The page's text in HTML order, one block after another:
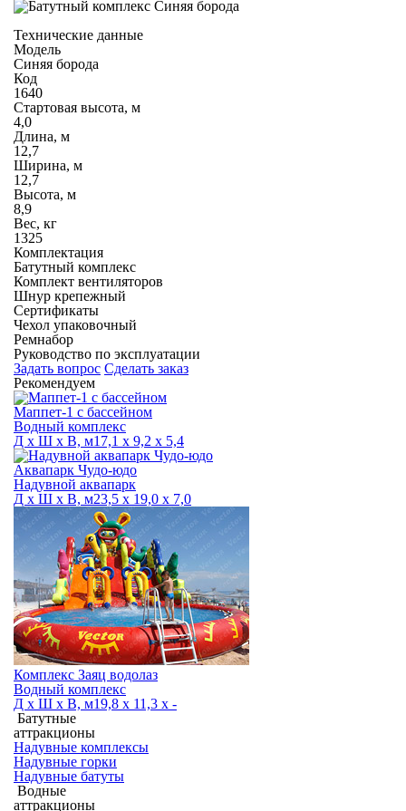
Технические данные
Модель
Синяя борода
Код
1640
Стартовая высота, м
4,0
Длина, м
12,7
Ширина, м
12,7
Высота, м
8,9
Вес, кг
1325
Комплектация
Батутный комплекс
Комплект вентиляторов
Шнур крепежный
Сертификаты
Чехол упаковочный
Ремнабор
Руководство по эксплуатации
Задать вопрос Сделать заказ
Рекомендуем
Маппет-1 с бассейном
Водный комплекс
Д х Ш х В, м17,1 х 9,2 х 5,4
Аквапарк Чудо-юдо
Надувной аквапарк
Д х Ш х В, м23,5 х 19,0 х 7,0
Комплекс Заяц водолаз
Водный комплекс
Д х Ш х В, м19,8 х 11,3 х -
Батутные
аттракционы
Надувные комплексы
Надувные горки
Надувные батуты
Водные
аттракционы